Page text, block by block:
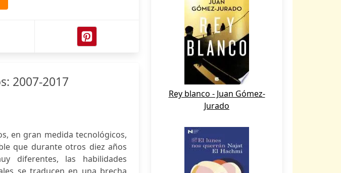
2007-2017
en gran medida tecnológicos,
que durante otros diez años
diferentes, las habilidades
Rey blanco - Juan Gómez-
Jurado